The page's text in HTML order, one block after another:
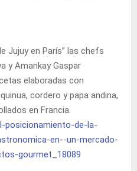
Jujuy en París” las chefs
y Amankay Gaspar
elaboradas con
cordero y papa andina,
en Francia.